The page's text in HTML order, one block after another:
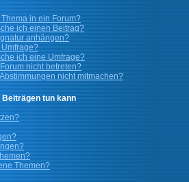
in ein Forum?
ich einen Beitrag?
anhängen?
ich eine Umfrage?
nicht betreten?
nicht mitmachen?
Beiträgen tun kann
Themen?